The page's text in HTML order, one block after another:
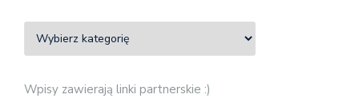
Wpisy zawierają linki partnerskie :)